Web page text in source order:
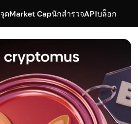
จุดMarket CapนักสำรวจAPIบล็อก